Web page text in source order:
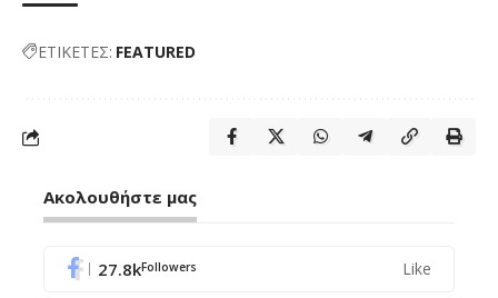
ΕΤΙΚΕΤΕΣ: FEATURED
Ακολουθήστε μας
27.8kFollowers Like